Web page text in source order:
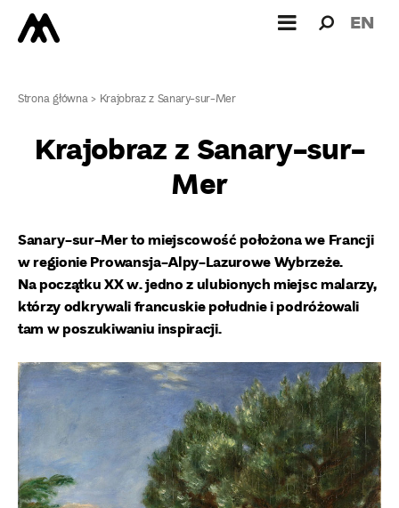
dla: EN
Strona główna> Krajobraz z Sanary-sur-Mer
Krajobraz z Sanary-sur-
Mer
Sanary-sur-Mer to miejscowość położona we Francji
w regionie Prowansja-Alpy-Lazurowe Wybrzeże.
Na początku XX w. jedno z ulubionych miejsc malarzy,
którzy odkrywali francuskie południe i podróżowali
tam w poszukiwaniu inspiracji.